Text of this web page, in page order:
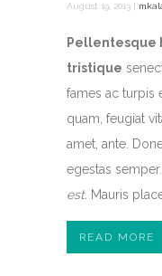
August 19, 2013 |
Pellentesque
tristique
fames ac turpis
quam, feugiat
amet, ante.
egestas semper.
est. Mauris
READ MORE